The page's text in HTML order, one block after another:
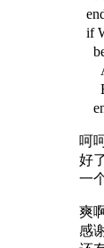
if
呵
好
一
爽
感